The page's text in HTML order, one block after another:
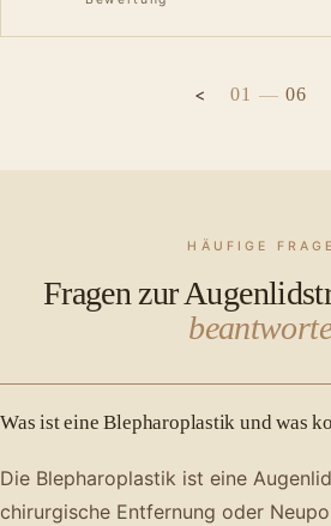
01 — 06
HÄUFIGE
Fragen zur
Was ist eine Blepharoplastik und was
Die Blepharoplastik ist eine
chirurgische Entfernung oder